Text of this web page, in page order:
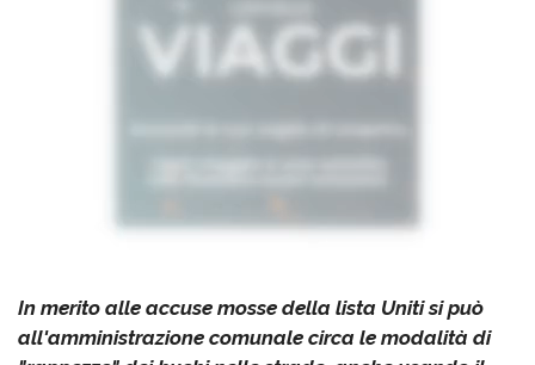
In merito alle accuse mosse della lista Uniti si può
all'amministrazione comunale circa le modalità di